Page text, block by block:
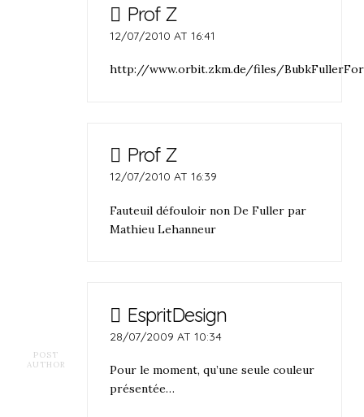
Prof Z
12/07/2010 AT 16:41
http://www.orbit.zkm.de/files/
Prof Z
12/07/2010 AT 16:39
Fauteuil défouloir non De Fuller par
Mathieu Lehanneur
POST
AUTHOR
EspritDesign
28/07/2009 AT 10:34
Pour le moment, qu’une seule couleur
présentée…